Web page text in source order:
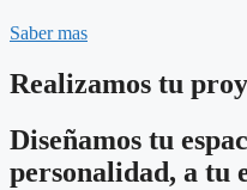
Saber mas
Realizamos tu
Diseñamos tu
personalidad, a tu